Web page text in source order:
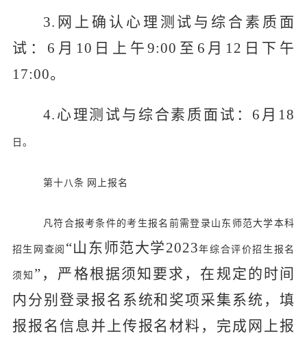
3.网上确认心理测试与综合素质面
试：6月10日上午9:00至6月12日下午
17:00。
4.心理测试与综合素质面试：6月18
日。
第十八条 网上报名
凡符合报考条件的考生报名前需登录山东师范大学本科
招生网查阅 “山东师范大学2023年综合评价招生报名
须知 ”，严格根据须知要求，在规定的时间
内分别登录报名系统和奖项采集系统，填
报报名信息并上传报名材料，完成网上报